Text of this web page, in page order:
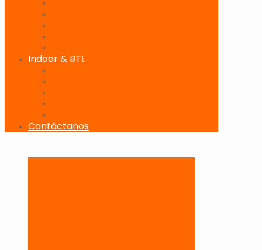
Indoor & BTL
Contáctanos